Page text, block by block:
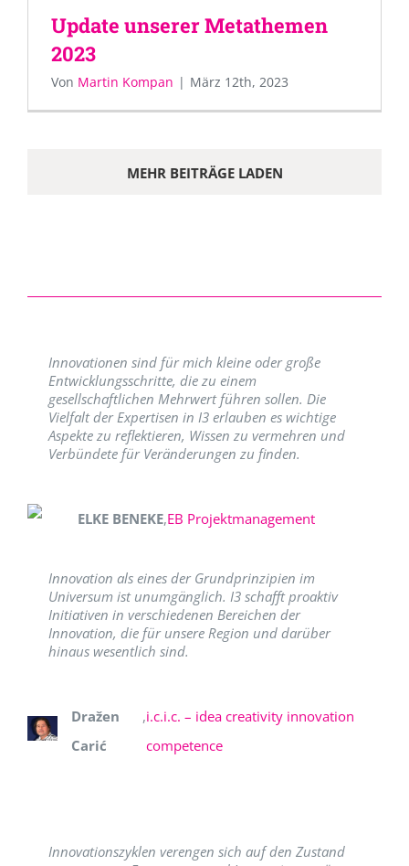
Update unserer Metathemen
2023
Von Martin Kompan | März 12th, 2023
MEHR BEITRÄGE LADEN
Innovationen sind für mich kleine oder große
Entwicklungsschritte, die zu einem
gesellschaftlichen Mehrwert führen sollen. Die
Vielfalt der Expertisen in I3 erlauben es wichtige
Aspekte zu reflektieren, Wissen zu vermehren und
Verbündete für Veränderungen zu finden.
ELKE BENEKE,EB Projektmanagement
Innovation als eines der Grundprinzipien im
Universum ist unumgänglich. I3 schafft proaktiv
Initiativen in verschiedenen Bereichen der
Innovation, die für unsere Region und darüber
hinaus wesentlich sind.
Dražen
Carić
,i.c.i.c. – idea creativity innovation
competence
Innovationszyklen verengen sich auf den Zustand